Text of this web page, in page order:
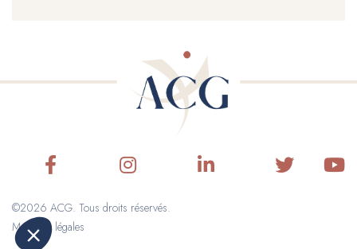
©2026 ACG. Tous droits réservés.
Mentions légales